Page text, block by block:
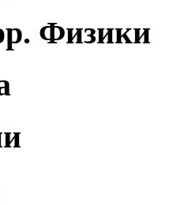
Физики